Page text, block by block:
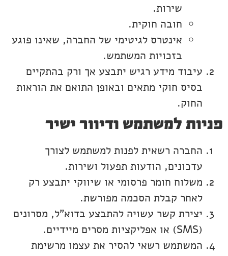
שירות.
חובה חוקית.
אינטרס לגיטימי של החברה, שאינו פוגע
בזכויות המשתמש.
עיבוד מידע רגיש יתבצע אך ורק בהתקיים
בסיס חוקי מתאים ובאופן התואם את הוראות
החוק.
פניות למשתמש ודיוור ישיר
החברה רשאית לפנות למשתמש לצורך
עדכונים, הודעות תפעול ושירות.
משלוח חומר פרסומי או שיווקי יתבצע רק
לאחר קבלת הסכמה מפורשת.
יצירת קשר עשויה להתבצע בדוא"ל, מסרונים
(SMS) או אפליקציות מסרים מיידיים.
המשתמש רשאי להסיר את עצמו מרשימת